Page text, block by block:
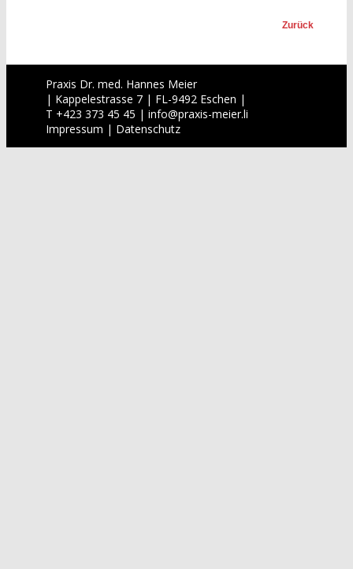
Zurück
Praxis Dr. med. Hannes Meier
| Kappelestrasse 7 | FL-9492 Eschen |
T +423 373 45 45 | info@praxis-meier.li
Impressum | Datenschutz